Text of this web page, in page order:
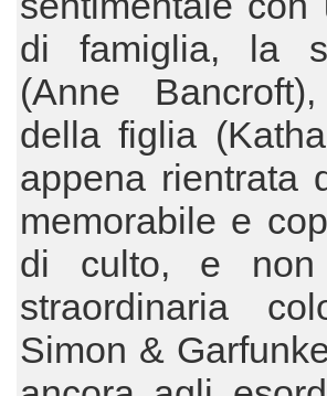
di famiglia, la
(Anne
della figlia
appena rientrata
memorabile e
di culto, e
straordinaria
Simon &